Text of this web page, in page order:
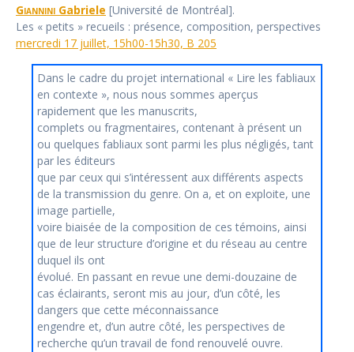
Giannini Gabriele [Université de Montréal].
Les « petits » recueils : présence, composition, perspectives
mercredi 17 juillet, 15h00-15h30, B 205
Dans le cadre du projet international « Lire les fabliaux
en contexte », nous nous sommes aperçus
rapidement que les manuscrits,
complets ou fragmentaires, contenant à présent un
ou quelques fabliaux sont parmi les plus négligés, tant
par les éditeurs
que par ceux qui s’intéressent aux différents aspects
de la transmission du genre. On a, et on exploite, une
image partielle,
voire biaisée de la composition de ces témoins, ainsi
que de leur structure d’origine et du réseau au centre
duquel ils ont
évolué. En passant en revue une demi-douzaine de
cas éclairants, seront mis au jour, d’un côté, les
dangers que cette méconnaissance
engendre et, d’un autre côté, les perspectives de
recherche qu’un travail de fond renouvelé ouvre.